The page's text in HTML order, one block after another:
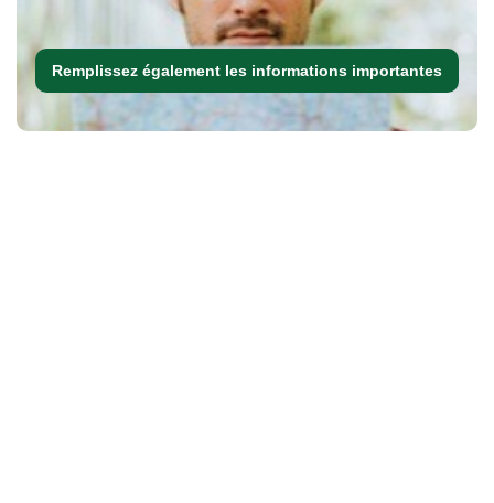
Remplissez également les informations importantes